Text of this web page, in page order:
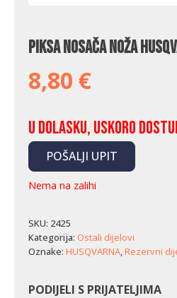
Piksa nosača noža
8,80 €
U dolasku, uskoro
POŠALJI UPIT
Nema na zalihi
SKU: 2425
Kategorija: Ostali dijelovi
Oznake: HUSQVARNA,Rezervni
PODIJELI S PRIJATELJIMA